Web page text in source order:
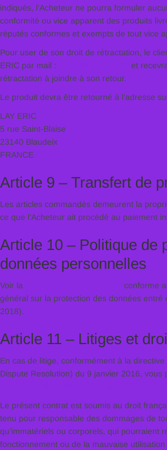
indiqués, l’Acheteur ne pourra formuler
conformité ou vice apparent des produits
réputés conformes et exempts de tout vice
Pour user de son droit de rétractation, le
ERIC par mail :
et
rétractation à joindre à son retour.
Le produit devra être retourné à l’adresse
LAY ERIC
5 rue Saint-Blaise
23140 Blaudeix
FRANCE
Article 9 – Transfert de
Les articles commandés demeurent la
ce que l’Acheteur ait procédé au paiement
Article 10 – Politique de
données personnelles
Voir la
conforme
général sur la protection des données entré
2018).
Article 11 – Litiges et
En cas de litige, conformément à la
Dispute Resolution) du 9 janvier 2016, vous
Le présent contrat est soumis au droit
tenu pour responsable des dommages de
qu’immatériels ou corporels, qui pourraient
fonctionnement ou de la mauvaise